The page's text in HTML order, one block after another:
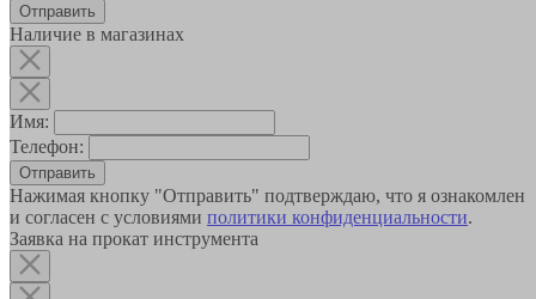
Наличие в магазинах
Имя:
Телефон:
Отправить
Нажимая кнопку "Отправить" подтверждаю, что я ознакомлен
и согласен с условиями политики конфиденциальности.
Заявка на прокат инструмента